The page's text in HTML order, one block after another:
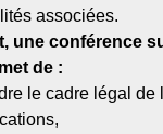
associées.
une conférence
de :
le cadre légal de